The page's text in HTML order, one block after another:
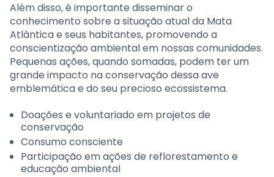
Além disso, é importante disseminar o
conhecimento sobre a situação atual da Mata
Atlântica e seus habitantes, promovendo a
conscientização ambiental em nossas comunidades.
Pequenas ações, quando somadas, podem ter um
grande impacto na conservação dessa ave
emblemática e do seu precioso ecossistema.
Doações e voluntariado em projetos de
conservação
Consumo consciente
Participação em ações de reflorestamento e
educação ambiental